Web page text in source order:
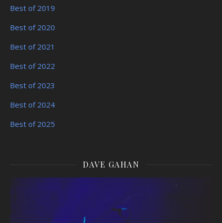
Best of 2019
Best of 2020
Best of 2021
Best of 2022
Best of 2023
Best of 2024
Best of 2025
DAVE GAHAN